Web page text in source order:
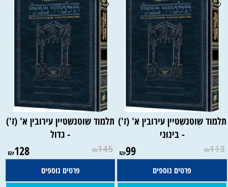
תלמוד שוטנשטיין עירובין א' (ז')
- בינוני
₪113
₪99
פרטים נוספים
תלמוד שוטנשטיין עירובין א' (ז')
- גדול
₪145
₪128
פרטים נוספים